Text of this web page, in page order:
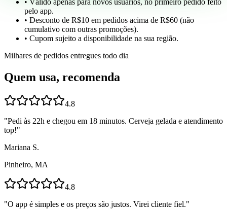
pelo app.
• Desconto de R$10 em pedidos acima de R$60 (não
cumulativo com outras promoções).
• Cupom sujeito a disponibilidade na sua região.
Milhares de pedidos entregues todo dia
Quem usa, recomenda
4.8
"Pedi às 22h e chegou em 18 minutos. Cerveja gelada e atendimento
top!"
Mariana S.
Pinheiro, MA
4.8
"O app é simples e os preços são justos. Virei cliente fiel."